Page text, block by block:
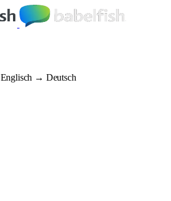
Englisch → Deutsch